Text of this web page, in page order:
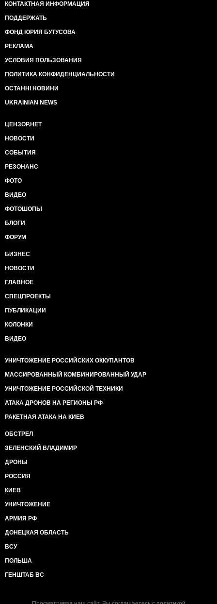
КОНТАКТНАЯ ИНФОРМАЦИЯ
ПОДДЕРЖАТЬ
ФОНД ЮРИЯ БУТУСОВА
РЕКЛАМА
УСЛОВИЯ ПОЛЬЗОВАНИЯ
ПОЛИТИКА КОНФИДЕНЦИАЛЬНОСТИ
ОСТАННІ НОВИНИ
UKRAINIAN NEWS
ЦЕНЗОР.НЕТ
НОВОСТИ
СОБЫТИЯ
РЕЗОНАНС
ФОТО
ВИДЕО
ФОТОШОПЫ
БЛОГИ
ФОРУМ
БИЗНЕС
НОВОСТИ
ГЛАВНОЕ
СПЕЦПРОЕКТЫ
ПУБЛИКАЦИИ
КОЛОНКИ
ВИДЕО
УНИЧТОЖЕНИЕ РОССИЙСКИХ ОККУПАНТОВ
МАССИРОВАННЫЙ КОМБИНИРОВАННЫЙ УДАР
УНИЧТОЖЕНИЕ РОССИЙСКОЙ ТЕХНИКИ
АТАКА ДРОНОВ НА РЕГИОНЫ РФ
РАКЕТНАЯ АТАКА НА КИЕВ
ОБСТРЕЛ
ЗЕЛЕНСКИЙ ВЛАДИМИР
ДРОНЫ
РОССИЯ
КИЕВ
УНИЧТОЖЕНИЕ
АРМИЯ РФ
ДОНЕЦКАЯ ОБЛАСТЬ
ВСУ
ПОЛЬША
ГЕНШТАБ ВС